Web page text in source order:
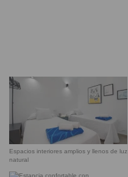
Espacios interiores amplios y llenos de luz
natural